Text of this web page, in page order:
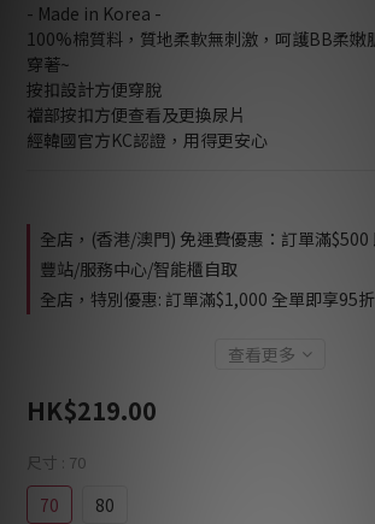
- Made in Korea -
100%棉質料，質地柔軟無刺激，呵護BB柔嫩
穿著~
按扣設計方便穿脫
襠部按扣方便查看及更換尿片
經韓國官方KC認證，用得更安心
全店，(香港/澳門) 免運費優惠：訂單滿
豐站/服務中心/智能櫃自取
全店，特別優惠: 訂單滿$1,000 全單即享95折
查看更多
HK$219.00
尺寸 : 70
70 80